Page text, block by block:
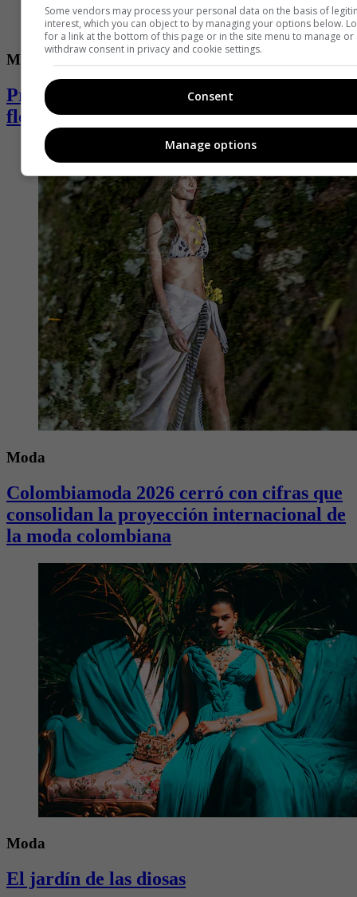
Moda
Primavera desfiló entre estampados,
flores retro y espíritu latino
Moda
Colombiamoda 2026 cerró con cifras que
consolidan la proyección internacional de
la moda colombiana
Moda
El jardín de las diosas
Some vendors may process your personal data on the basis of
interest, which you can object to by managing your options below.
for a link at the bottom of this page or in the site menu to manage or
withdraw consent in privacy and cookie settings.
Consent
Manage options